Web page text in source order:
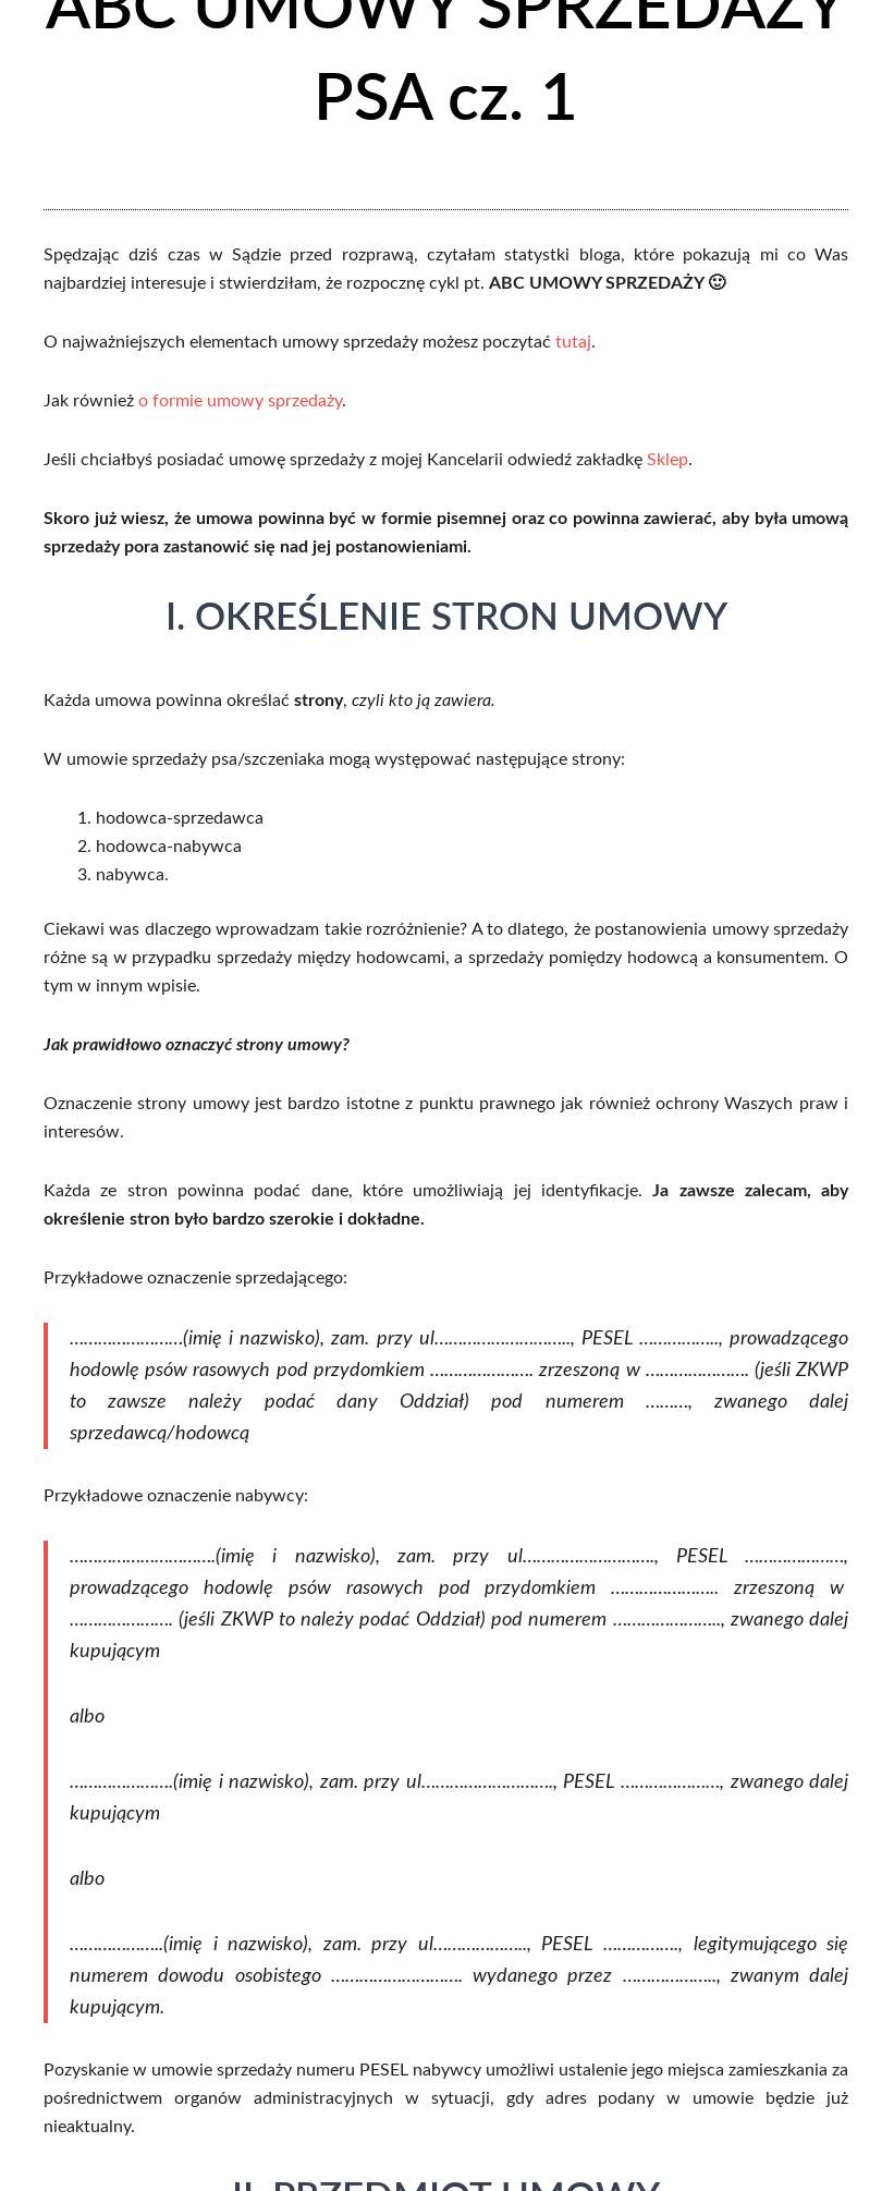
PSA cz. 1
Spędzając dziś czas w Sądzie przed rozprawą, czytałam statystki bloga, które pokazują mi co Was
najbardziej interesuje i stwierdziłam, że rozpocznę cykl pt. ABC UMOWY SPRZEDAŻY 🙂
O najważniejszych elementach umowy sprzedaży możesz poczytać tutaj.
Jak również o formie umowy sprzedaży.
Jeśli chciałbyś posiadać umowę sprzedaży z mojej Kancelarii odwiedź zakładkę Sklep.
Skoro już wiesz, że umowa powinna być w formie pisemnej oraz co powinna zawierać, aby była umową
sprzedaży pora zastanowić się nad jej postanowieniami.
I. OKREŚLENIE STRON UMOWY
Każda umowa powinna określać strony, czyli kto ją zawiera.
W umowie sprzedaży psa/szczeniaka mogą występować następujące strony:
hodowca-sprzedawca
hodowca-nabywca
nabywca.
Ciekawi was dlaczego wprowadzam takie rozróżnienie? A to dlatego, że postanowienia umowy sprzedaży
różne są w przypadku sprzedaży między hodowcami, a sprzedaży pomiędzy hodowcą a konsumentem. O
tym w innym wpisie.
Jak prawidłowo oznaczyć strony umowy?
Oznaczenie strony umowy jest bardzo istotne z punktu prawnego jak również ochrony Waszych praw i
interesów.
Każda ze stron powinna podać dane, które umożliwiają jej identyfikacje.Ja zawsze zalecam, aby
określenie stron było bardzo szerokie i dokładne.
Przykładowe oznaczenie sprzedającego:
……………………(imię i nazwisko), zam. przy ul……………………….., PESEL …………….., prowadzącego
hodowlę psów rasowych pod przydomkiem …………………. zrzeszoną w …………………. (jeśli ZKWP
to zawsze należy podać dany Oddział) pod numerem ………, zwanego dalej
sprzedawcą/hodowcą
Przykładowe oznaczenie nabywcy:
………………………….(imię i nazwisko), zam. przy ul………………………., PESEL …………………,
prowadzącego hodowlę psów rasowych pod przydomkiem ………………….. zrzeszoną w
…………………. (jeśli ZKWP to należy podać Oddział) pod numerem ………………….., zwanego dalej
kupującym
albo
………………….(imię i nazwisko), zam. przy ul………………………., PESEL …………………, zwanego dalej
kupującym
albo
………………..(imię i nazwisko), zam. przy ul……………….., PESEL ……………., legitymującego się
numerem dowodu osobistego ………………………. wydanego przez ……………….., zwanym dalej
kupującym.
Pozyskanie w umowie sprzedaży numeru PESEL nabywcy umożliwi ustalenie jego miejsca zamieszkania za
pośrednictwem organów administracyjnych w sytuacji, gdy adres podany w umowie będzie już
nieaktualny.